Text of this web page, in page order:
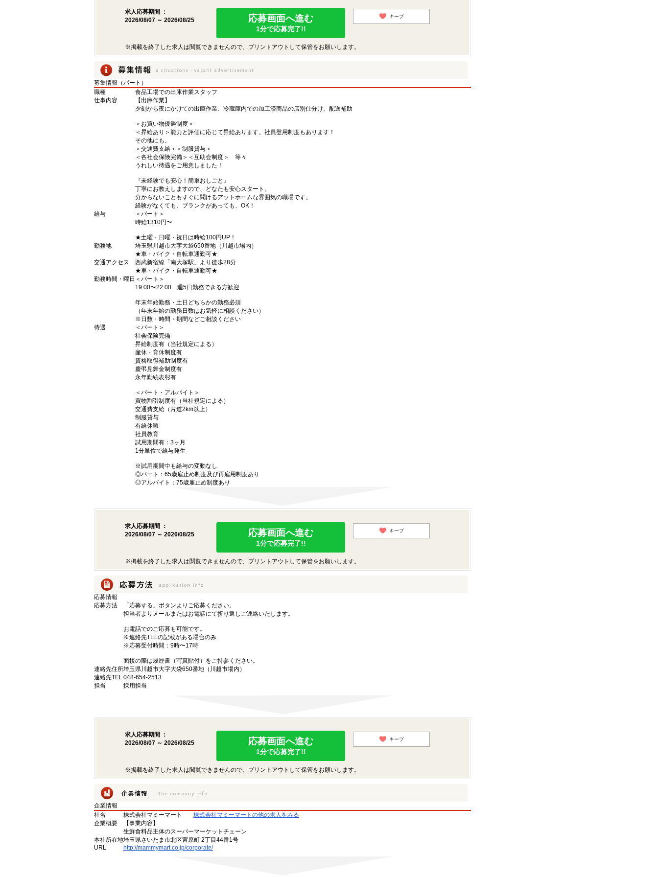
求人応募期間 ：
2026/08/07 ～ 2026/08/25
応募画面へ進む
1分で応募完了!!
キープ
※掲載を終了した求人は閲覧できませんので、プリントアウトして保管をお願いします。
募集情報（パート）
職種
食品工場での出庫作業スタッフ
仕事内容
【出庫作業】
夕刻から夜にかけての出庫作業、冷蔵庫内での加工済商品の店別仕分け、配送補助
＜お買い物優遇制度＞
＜昇給あり＞能力と評価に応じて昇給あります。社員登用制度もあります！
その他にも、
＜交通費支給＞＜制服貸与＞
＜各社会保険完備＞＜互助会制度＞ 等々
うれしい待遇をご用意しました！
『未経験でも安心！簡単おしごと』
丁寧にお教えしますので、どなたも安心スタート。
分からないこともすぐに聞けるアットホームな雰囲気の職場です。
経験がなくても、ブランクがあっても、OK！
給与
＜パート＞
時給1310円〜
★土曜・日曜・祝日は時給100円UP！
勤務地
埼玉県川越市大字大袋650番地（川越市場内）
★車・バイク・自転車通勤可★
交通アクセス
西武新宿線「南大塚駅」より徒歩28分
★車・バイク・自転車通勤可★
勤務時間・曜日 ＜パート＞
19:00〜22:00 週5日勤務できる方歓迎
年末年始勤務・土日どちらかの勤務必須
（年末年始の勤務日数はお気軽に相談ください）
※日数・時間・期間などご相談ください
待遇
＜パート＞
社会保険完備
昇給制度有（当社規定による）
産休・育休制度有
資格取得補助制度有
慶弔見舞金制度有
永年勤続表彰有
＜パート・アルバイト＞
買物割引制度有（当社規定による）
交通費支給（片道2km以上）
制服貸与
有給休暇
社員教育
試用期間有：3ヶ月
1分単位で給与発生
※試用期間中も給与の変動なし
◎パート：65歳雇止め制度及び再雇用制度あり
◎アルバイト：75歳雇止め制度あり
求人応募期間 ：
2026/08/07 ～ 2026/08/25
応募画面へ進む
1分で応募完了!!
キープ
※掲載を終了した求人は閲覧できませんので、プリントアウトして保管をお願いします。
応募情報
応募方法
「応募する」ボタンよりご応募ください。
担当者よりメールまたはお電話にて折り返しご連絡いたします。
お電話でのご応募も可能です。
※連絡先TELの記載がある場合のみ
※応募受付時間：9時〜17時
面接の際は履歴書（写真貼付）をご持参ください。
連絡先住所埼玉県川越市大字大袋650番地（川越市場内）
連絡先TEL048-654-2513
担当
採用担当
求人応募期間 ：
2026/08/07 ～ 2026/08/25
応募画面へ進む
1分で応募完了!!
キープ
※掲載を終了した求人は閲覧できませんので、プリントアウトして保管をお願いします。
企業情報
社名
株式会社マミーマート
株式会社マミーマートの他の求人をみる
企業概要
【事業内容】
生鮮食料品主体のスーパーマーケットチェーン
本社所在地埼玉県さいたま市北区宮原町 2丁目44番1号
URL
http://mammymart.co.jp/corporate/